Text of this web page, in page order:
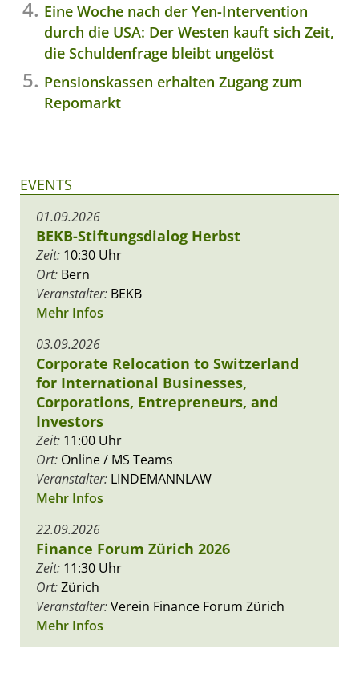
Eine Woche nach der Yen-Intervention
durch die USA: Der Westen kauft sich Zeit,
die Schuldenfrage bleibt ungelöst
Pensionskassen erhalten Zugang zum
Repomarkt
EVENTS
01.09.2026
BEKB-Stiftungsdialog Herbst
Zeit: 10:30 Uhr
Ort: Bern
Veranstalter: BEKB
Mehr Infos
03.09.2026
Corporate Relocation to Switzerland
for International Businesses,
Corporations, Entrepreneurs, and
Investors
Zeit: 11:00 Uhr
Ort: Online / MS Teams
Veranstalter: LINDEMANNLAW
Mehr Infos
22.09.2026
Finance Forum Zürich 2026
Zeit: 11:30 Uhr
Ort:Zürich
Veranstalter:Verein Finance Forum Zürich
Mehr Infos